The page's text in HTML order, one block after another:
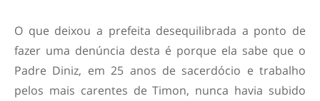
O que deixou a prefeita desequilibrada a ponto de
fazer uma denúncia desta é porque ela sabe que o
Padre Diniz, em 25 anos de sacerdócio e trabalho
pelos mais carentes de Timon, nunca havia subido